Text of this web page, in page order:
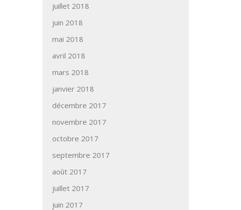
juillet 2018
juin 2018
mai 2018
avril 2018
mars 2018
janvier 2018
décembre 2017
novembre 2017
octobre 2017
septembre 2017
août 2017
juillet 2017
juin 2017